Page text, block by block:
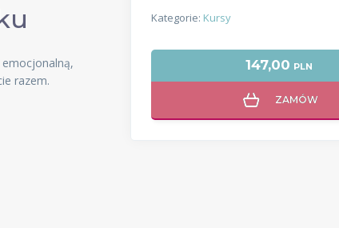
razem.
Kategorie: Kursy
147,00 PLN
ZAMÓW